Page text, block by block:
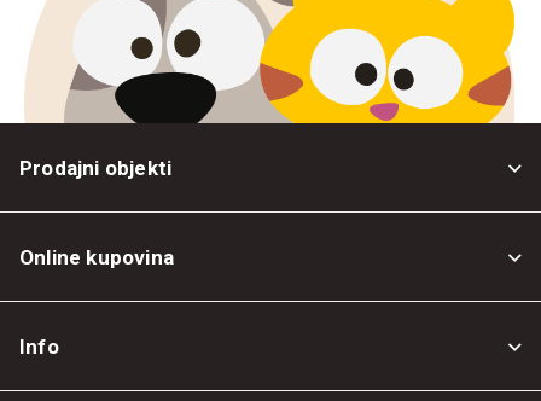
Prodajni objekti
Online kupovina
Info